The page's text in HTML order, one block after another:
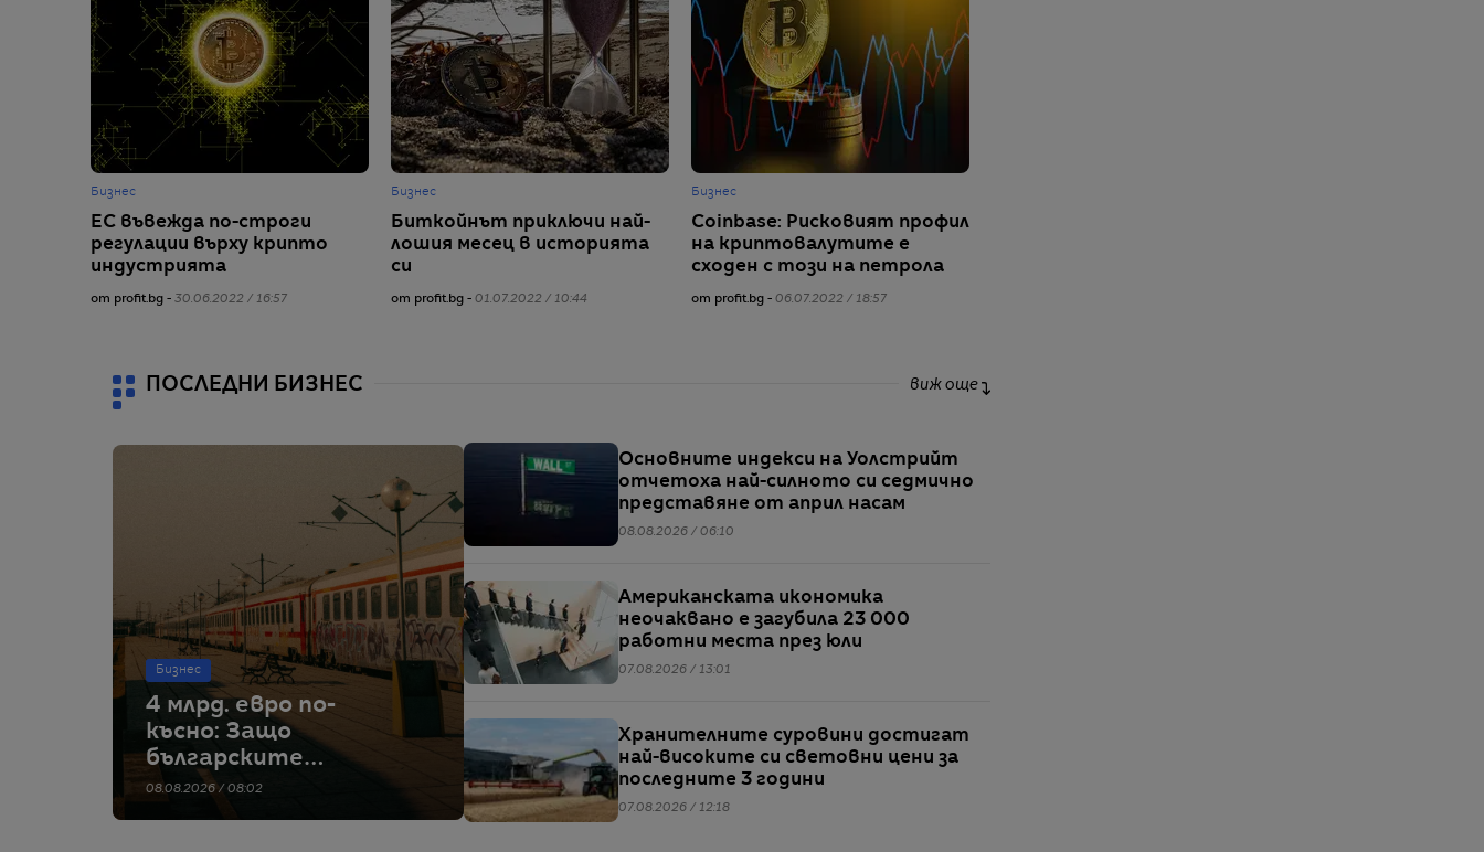
Бизнес
ЕС въвежда по-строги
регулации върху крипто
индустрията
от profit.bg - 30.06.2022 / 16:57
Бизнес
Биткойнът приключи най-
лошия месец в историята
си
от profit.bg - 01.07.2022 / 10:44
Бизнес
Coinbase: Рисковият профил
на криптовалутите е
сходен с този на петрола
от profit.bg - 06.07.2022 / 18:57
ПОСЛЕДНИ БИЗНЕС виж още
Бизнес
4 млрд. евро по-
късно: Защо
българските
железници
08.08.2026 / 08:02
Основните индекси на Уолстрийт
отчетоха най-силното си седмично
представяне от април насам
08.08.2026 / 06:10
Американската икономика
неочаквано е загубила 23 000
работни места през юли
07.08.2026 / 13:01
Хранителните суровини достигат
най-високите си световни цени за
последните 3 години
07.08.2026 / 12:18